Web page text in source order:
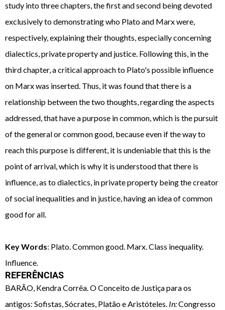
study into three chapters, the first and second being devoted
exclusively to demonstrating who Plato and Marx were,
respectively, explaining their thoughts, especially concerning
dialectics, private property and justice. Following this, in the
third chapter, a critical approach to Plato's possible influence
on Marx was inserted. Thus, it was found that there is a
relationship between the two thoughts, regarding the aspects
addressed, that have a purpose in common, which is the pursuit
of the general or common good, because even if the way to
reach this purpose is different, it is undeniable that this is the
point of arrival, which is why it is understood that there is
influence, as to dialectics, in private property being the creator
of social inequalities and in justice, having an idea of ​​common
good for all.
Key Words: Plato. Common good. Marx. Class inequality.
Influence.
REFERÊNCIAS
BARÃO, Kendra Corrêa. O Conceito de Justiça para os
antigos: Sofistas, Sócrates, Platão e Aristóteles. In:Congresso